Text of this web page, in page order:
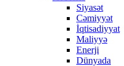
Siyasət
Cəmiyyət
İqtisadiyyat
Maliyyə
Enerji
Dünyada